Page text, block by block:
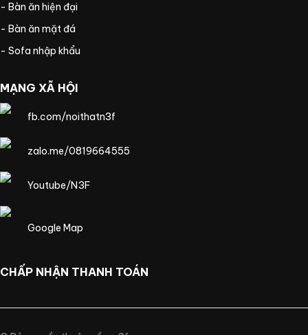
- Bàn ăn hiện đại
- Bàn ăn mặt đá
- Sofa nhập khẩu
MẠNG XÃ HỘI
fb.com/noithatn3f
zalo.me/0819664555
Youtube/N3F
Google Map
CHẤP NHẬN THANH TOÁN